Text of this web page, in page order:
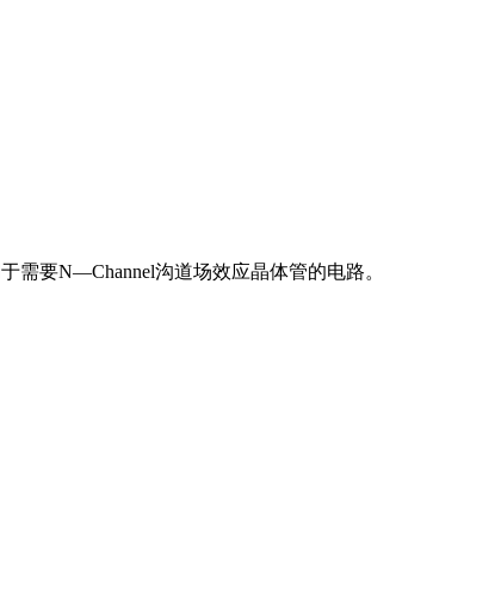
需要N—Channel沟道场效应晶体管的电路。